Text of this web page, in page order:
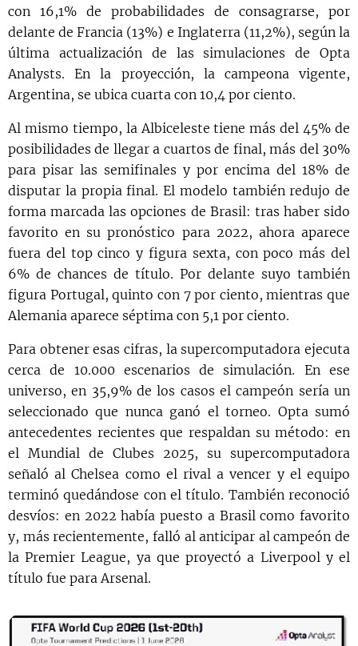
con 16,1% de probabilidades de consagrarse, por
delante de Francia (13%) e Inglaterra (11,2%), según la
última actualización de las simulaciones de Opta
Analysts. En la proyección, la campeona vigente,
Argentina, se ubica cuarta con 10,4 por ciento.
Al mismo tiempo, la Albiceleste tiene más del 45% de
posibilidades de llegar a cuartos de final, más del 30%
para pisar las semifinales y por encima del 18% de
disputar la propia final. El modelo también redujo de
forma marcada las opciones de Brasil: tras haber sido
favorito en su pronóstico para 2022, ahora aparece
fuera del top cinco y figura sexta, con poco más del
6% de chances de título. Por delante suyo también
figura Portugal, quinto con 7 por ciento, mientras que
Alemania aparece séptima con 5,1 por ciento.
Para obtener esas cifras, la supercomputadora ejecuta
cerca de 10.000 escenarios de simulación. En ese
universo, en 35,9% de los casos el campeón sería un
seleccionado que nunca ganó el torneo. Opta sumó
antecedentes recientes que respaldan su método: en
el Mundial de Clubes 2025, su supercomputadora
señaló al Chelsea como el rival a vencer y el equipo
terminó quedándose con el título. También reconoció
desvíos: en 2022 había puesto a Brasil como favorito
y, más recientemente, falló al anticipar al campeón de
la Premier League, ya que proyectó a Liverpool y el
título fue para Arsenal.